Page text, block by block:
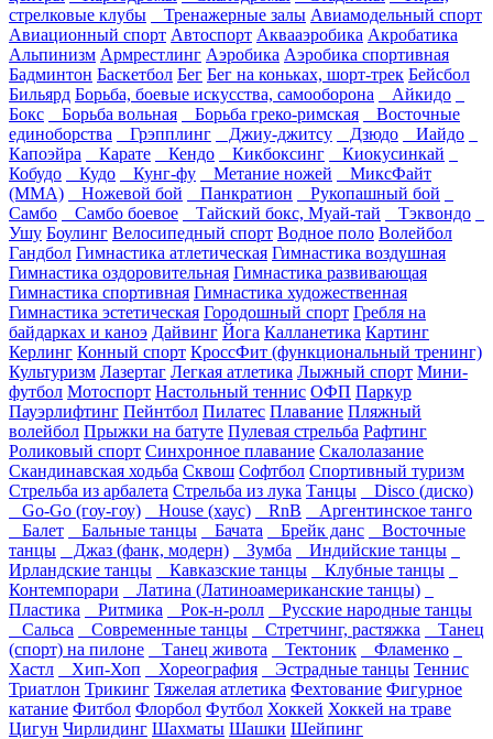
стрелковые клубы
Тренажерные залы Авиамодельный спорт
Авиационный спорт Автоспорт Аквааэробика Акробатика
Альпинизм Армрестлинг Аэробика Аэробика спортивная
Бадминтон Баскетбол Бег Бег на коньках, шорт-трек Бейсбол
Бильярд Борьба, боевые искусства, самооборона
Айкидо
Бокс
Борьба вольная Борьба греко-римская
Восточные
единоборства
Грэпплинг Джиу-джитсу Дзюдо
Иайдо
Капоэйра
Карате Кендо Кикбоксинг
Киокусинкай
Кобудо
Кудо Кунг-фу Метание ножей
МиксФайт
(ММА)
Ножевой бой Панкратион
Рукопашный бой
Самбо
Самбо боевое Тайский бокс, Муай-тай
Тэквондо
Ушу Боулинг Велосипедный спорт Водное поло Волейбол
Гандбол Гимнастика атлетическая Гимнастика воздушная
Гимнастика оздоровительная Гимнастика развивающая
Гимнастика спортивная Гимнастика художественная
Гимнастика эстетическая Городошный спорт Гребля на
байдарках и каноэ Дайвинг Йога Калланетика Картинг
Керлинг Конный спорт КроссФит (функциональный тренинг)
Культуризм Лазертаг Легкая атлетика Лыжный спорт Мини-
футбол Мотоспорт Настольный теннис ОФП Паркур
Пауэрлифтинг Пейнтбол Пилатес Плавание Пляжный
волейбол Прыжки на батуте Пулевая стрельба Рафтинг
Роликовый спорт Синхронное плавание Скалолазание
Скандинавская ходьба Сквош Софтбол Спортивный туризм
Стрельба из арбалета Стрельба из лука Танцы
Disco (диско)
Go-Go (гоу-гоу)
House (хаус) RnB
Аргентинское танго
Балет
Бальные танцы Бачата Брейк данс
Восточные
танцы
Джаз (фанк, модерн) Зумба
Индийские танцы
Ирландские танцы
Кавказские танцы
Клубные танцы
Контемпорари
Латина (Латиноамериканские танцы)
Пластика
Ритмика Рок-н-ролл
Русские народные танцы
Сальса
Современные танцы Стретчинг, растяжка
Танец
(спорт) на пилоне
Танец живота Тектоник
Фламенко
Хастл
Хип-Хоп Хореография Эстрадные танцы Теннис
Триатлон Трикинг Тяжелая атлетика Фехтование Фигурное
катание Фитбол Флорбол Футбол Хоккей Хоккей на траве
Цигун Чирлидинг Шахматы Шашки Шейпинг